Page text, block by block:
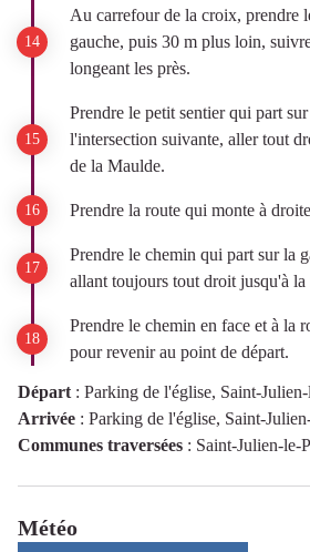
Au carrefour de la croix, prendre
gauche, puis 30 m plus loin,
longeant les près.
Prendre le petit sentier qui part
l'intersection suivante, aller tout
de la Maulde.
Prendre la route qui monte à
Prendre le chemin qui part sur la
allant toujours tout droit jusqu'à la
Prendre le chemin en face et à la
pour revenir au point de départ.
Départ : Parking de l'église, Saint-
Arrivée : Parking de l'église, Saint-
Communes traversées : Saint-Julien-le-
Météo